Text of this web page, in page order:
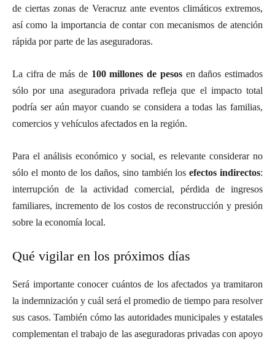
de ciertas zonas de Veracruz ante eventos climáticos extremos,
así como la importancia de contar con mecanismos de atención
rápida por parte de las aseguradoras.
La cifra de más de 100 millones de pesosen daños estimados
sólo por una aseguradora privada refleja que el impacto total
podría ser aún mayor cuando se considera a todas las familias,
comercios y vehículos afectados en la región.
Para el análisis económico y social, es relevante considerar no
sólo el monto de los daños, sino también losefectos indirectos:
interrupción de la actividad comercial, pérdida de ingresos
familiares, incremento de los costos de reconstrucción y presión
sobre la economía local.
Qué vigilar en los próximos días
Será importante conocer cuántos de los afectados ya tramitaron
la indemnización y cuál será el promedio de tiempo para resolver
sus casos. También cómo las autoridades municipales y estatales
complementan el trabajo de las aseguradoras privadas con apoyo